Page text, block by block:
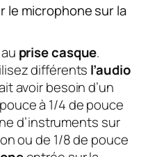
le microphone sur la
prise casque.
différents l’audio
avoir besoin d’un
à 1/4 de pouce
d’instruments sur
ou de 1/8 de pouce